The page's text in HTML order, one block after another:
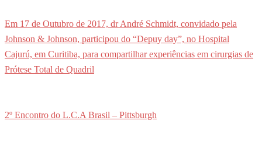
Em 17 de Outubro de 2017, dr André Schmidt, convidado pela
Johnson & Johnson, participou do “Depuy day”, no Hospital
Cajurú, em Curitiba, para compartilhar experiências em cirurgias de
Prótese Total de Quadril
2º Encontro do L.C.A Brasil – Pittsburgh